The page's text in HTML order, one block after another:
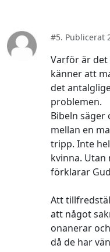
#5. Publicerat
Varför är det
känner att
det
problemen.
Bibeln säger
mellan en
tripp. Inte
kvinna. Utan
förklarar
Att
att något
onanerar
då de har